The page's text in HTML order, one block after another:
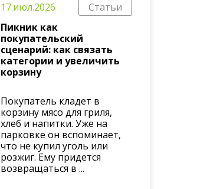
17.июл.2026
Статьи
Пикник как
покупательский
сценарий: как связать
категории и увеличить
корзину
Покупатель кладет в
корзину мясо для гриля,
хлеб и напитки. Уже на
парковке он вспоминает,
что не купил уголь или
розжиг. Ему придется
возвращаться в ...